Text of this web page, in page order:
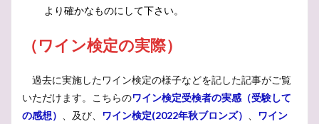
より確かなものにして下さい。
（ワイン検定の実際）
過去に実施したワイン検定の様子などを記した記事がご覧
いただけます。こちらのワイン検定受検者の実感（受験して
の感想）
、及び、 ワイン検定(2022年秋ブロンズ）
ワイン